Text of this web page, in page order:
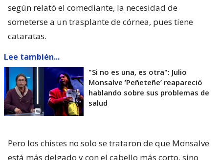
según relató el comediante, la necesidad de
someterse a un trasplante de córnea, pues tiene
cataratas.
Lee también...
"Si no es una, es otra": Julio
Monsalve ’Peñeteñe’ reapareció
hablando sobre sus problemas de
salud
Pero los chistes no solo se trataron de que Monsalve
está más delgado y con el cabello más corto, sino